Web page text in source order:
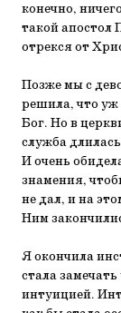
конечно,
такой апостол
отрекся от
Позже мы с
решила, что уж
Бог. Но в
служба
И очень
знамения,
не дал, и на
Ним
Я окончила
стала
интуицией.